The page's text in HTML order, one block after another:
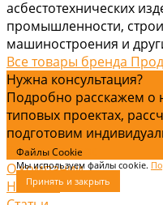
Файлы Cookie
Мы используем файлы cookie.
Принять и закрыть
асбестотехнических
промышленности,
машиностроения и
Все товары бренда
Нужна консультация?
Подробно расскажем о
типовых проектах,
подготовим
Задать вопрос
О компании
Новости